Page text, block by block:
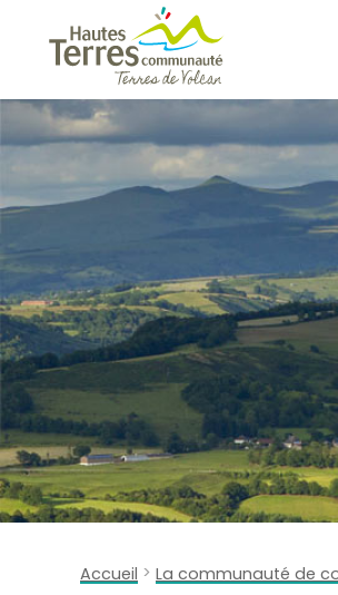
Accueil > La communauté de